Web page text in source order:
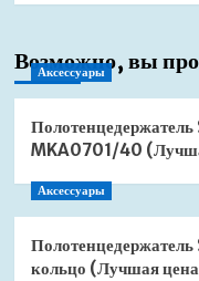
Возможно, вы
Аксессуары
MKA0701/40
Аксессуары
кольцо (Лучшая